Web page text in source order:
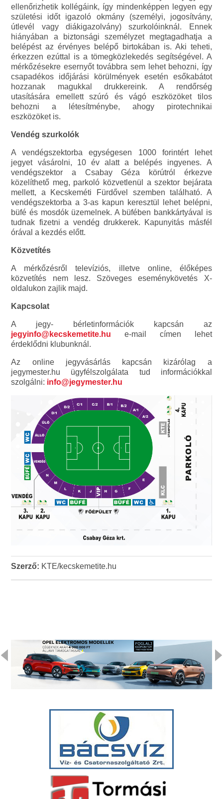
ellenőrizhetik kollégáink, így mindenképpen legyen egy
születési időt igazoló okmány (személyi, jogosítvány,
útlevél vagy diákigazolvány) szurkolóinknál. Ennek
hiányában a biztonsági személyzet megtagadhatja a
belépést az érvényes belépő birtokában is. Aki teheti,
érkezzen ezúttal is a tömegközlekedés segítségével. A
mérkőzésekre esernyőt továbbra sem lehet behozni, így
csapadékos időjárási körülmények esetén esőkabátot
hozzanak magukkal drukkereink. A rendőrség
utasítására emellett szúró és vágó eszközöket tilos
behozni a létesítménybe, ahogy pirotechnikai
eszközöket is.
Vendég szurkolók
A vendégszektorba egységesen 1000 forintért lehet
jegyet vásárolni, 10 év alatt a belépés ingyenes. A
vendégszektor a Csabay Géza körútról érkezve
közelíthető meg, parkoló közvetlenül a szektor bejárata
mellett, a Kecskeméti Fürdővel szemben található. A
vendégszektorba a 3-as kapun keresztül lehet belépni,
büfé és mosdók üzemelnek. A büfében bankkártyával is
tudnak fizetni a vendég drukkerek. Kapunyitás másfél
órával a kezdés előtt.
Közvetítés
A mérkőzésről televíziós, illetve online, élőképes
közvetítés nem lesz. Szöveges eseménykövetés X-
oldalukon zajlik majd.
Kapcsolat
A jegy- bérletinformációk kapcsán az
jegyinfo@kecskemetite.hu e-mail címen lehet
érdeklődni klubunknál.
Az online jegyvásárlás kapcsán kizárólag a
jegymester.hu ügyfélszolgálata tud információkkal
szolgálni: info@jegymester.hu
Szerző: KTE/kecskemetite.hu